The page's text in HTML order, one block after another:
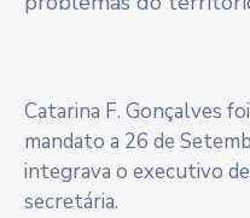
Catarina F. Gonçalves
mandato a 26 de
integrava o executivo
secretária.